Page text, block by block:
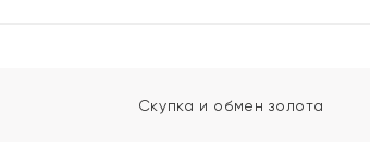
Скупка и обмен золота